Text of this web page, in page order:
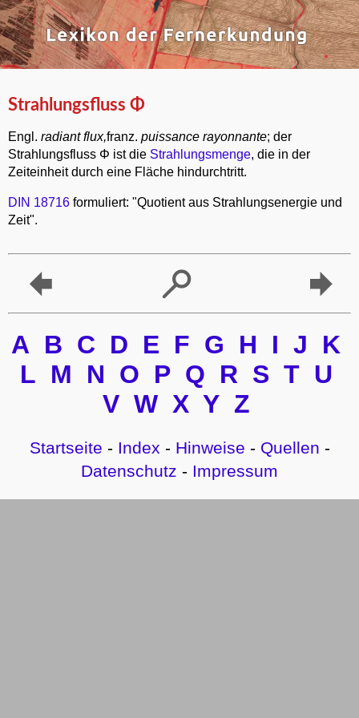
Strahlungsfluss Φ
Engl. radiant flux,franz. puissance rayonnante; der
Strahlungsfluss Φ ist die Strahlungsmenge, die in der
Zeiteinheit durch eine Fläche hindurchtritt.
DIN 18716 formuliert: "Quotient aus Strahlungsenergie und
Zeit".
A B C D E F G H I J
K
L M N O P Q R S T U
V W X Y Z
Startseite - Index - Hinweise - Quellen -
Datenschutz - Impressum